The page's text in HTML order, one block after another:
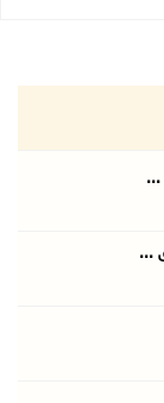
...
...